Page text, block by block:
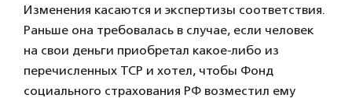
Изменения касаются и экспертизы соответствия.
Раньше она требовалась в случае, если человек
на свои деньги приобретал какое-либо из
перечисленных ТСР и хотел, чтобы Фонд
социального страхования РФ возместил ему